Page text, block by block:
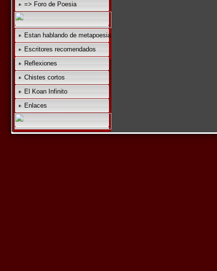
=> Foro de Poesia
Estan hablando de metapoesia
Escritores recomendados
Reflexiones
Chistes cortos
El Koan Infinito
Enlaces